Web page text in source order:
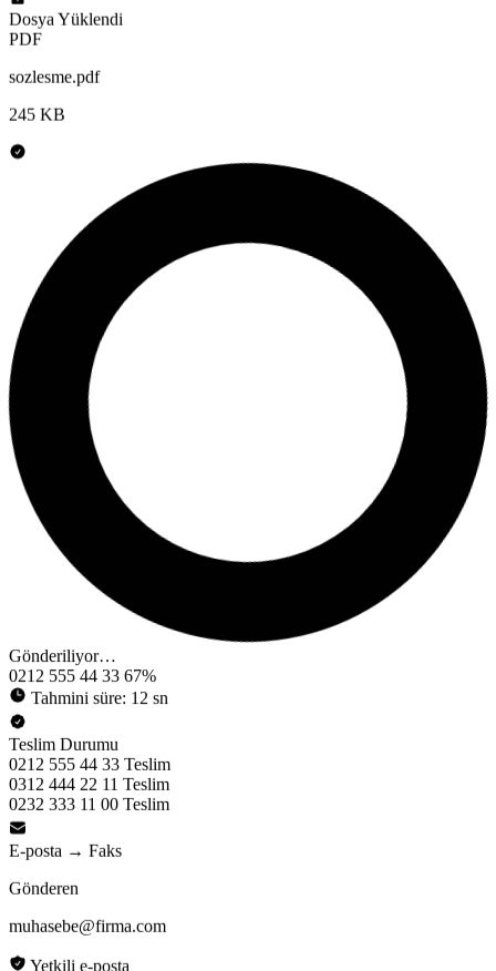
Dosya Yüklendi
PDF
sozlesme.pdf
245 KB
Gönderiliyor…
0212 555 44 33 67%
Tahmini süre: 12 sn
Teslim Durumu
0212 555 44 33 Teslim
0312 444 22 11 Teslim
0232 333 11 00 Teslim
E-posta → Faks
Gönderen
muhasebe@firma.com
Yetkili e-posta